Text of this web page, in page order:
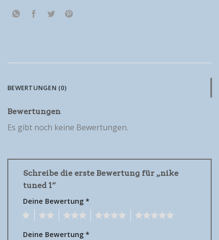
BEWERTUNGEN (0)
Bewertungen
Es gibt noch keine Bewertungen.
Schreibe die erste Bewertung für „nike
tuned 1“
Deine Bewertung *
Deine Bewertung *